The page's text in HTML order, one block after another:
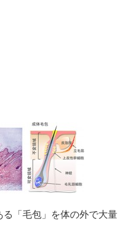
「毛包」を体の外で大量